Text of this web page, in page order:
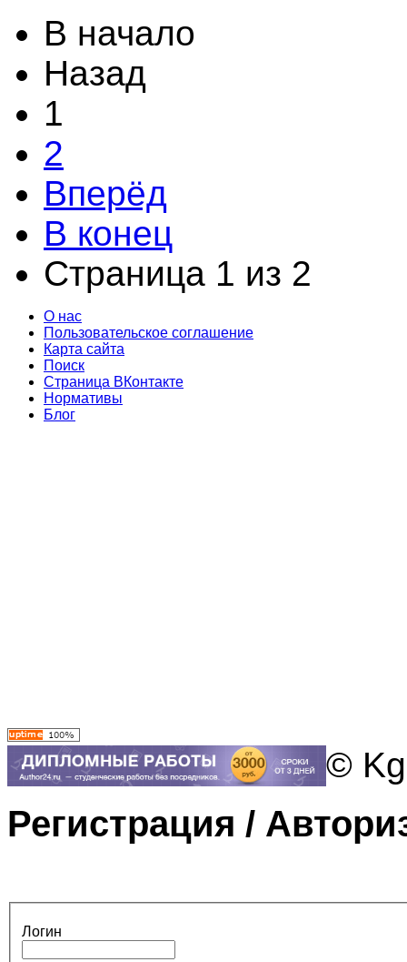
В начало
Назад
1
2
Вперёд
В конец
Страница 1 из 2
О нас
Пользовательское соглашение
Карта сайта
Поиск
Страница ВКонтакте
Нормативы
Блог
©
Регистрация /
Логин